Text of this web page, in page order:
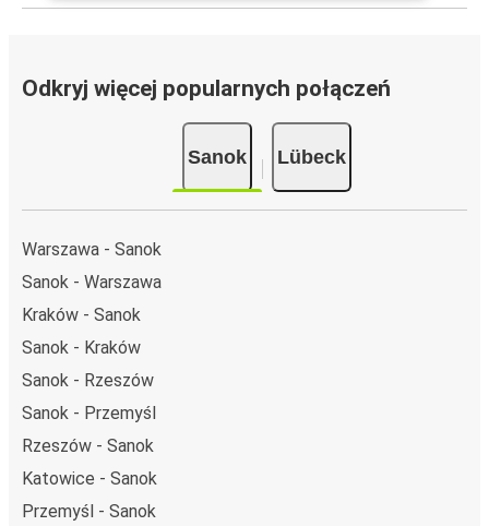
Odkryj więcej popularnych połączeń
Sanok Lübeck
Warszawa - Sanok
Sanok - Warszawa
Kraków - Sanok
Sanok - Kraków
Sanok - Rzeszów
Sanok - Przemyśl
Rzeszów - Sanok
Katowice - Sanok
Przemyśl - Sanok